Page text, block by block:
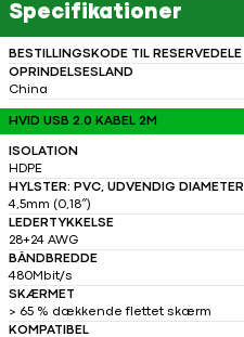
Specifikationer
BESTILLINGSKODE TIL RESERVEDELE
OPRINDELSESLAND
China
HVID USB 2.0 KABEL 2M
ISOLATION
HDPE
HYLSTER: PVC, UDVENDIG DIAMETER
4,5mm (0,18″)
LEDERTYKKELSE
28+24 AWG
BÅNDBREDDE
480Mbit/s
SKÆRMET
> 65 % dækkende flettet skærm
KOMPATIBEL